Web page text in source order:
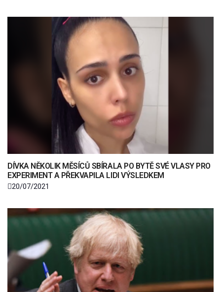
DÍVKA NĚKOLIK MĚSÍCŮ SBÍRALA PO BYTĚ SVÉ VLASY PRO
EXPERIMENT A PŘEKVAPILA LIDI VÝSLEDKEM
20/07/2021